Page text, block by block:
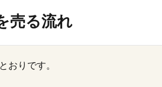
売る流れ
おりです。